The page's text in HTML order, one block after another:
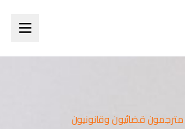
مترجمون قضائيون وقانونيون